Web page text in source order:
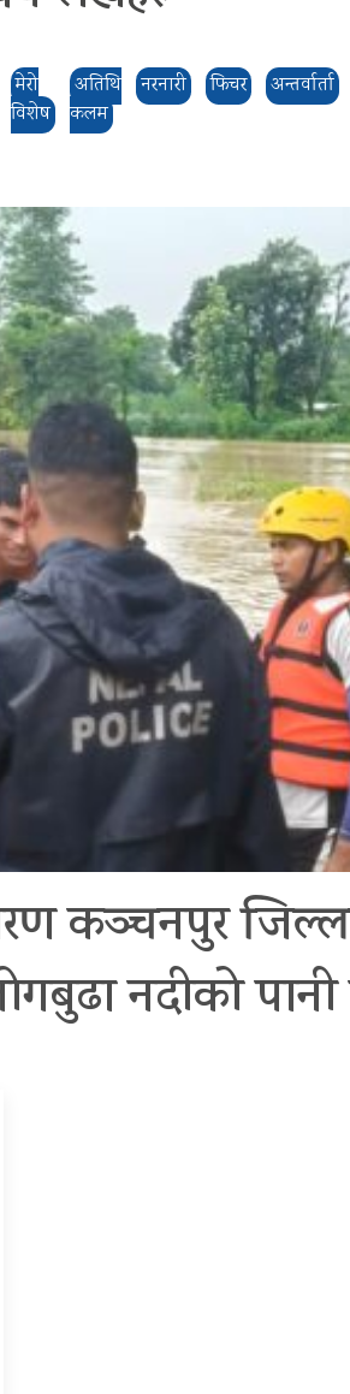
मेरो
विशेष
अतिथि
कलम
नरनारी फिचर अन्तर्वार्ता
कञ्चनपुर
नदीको